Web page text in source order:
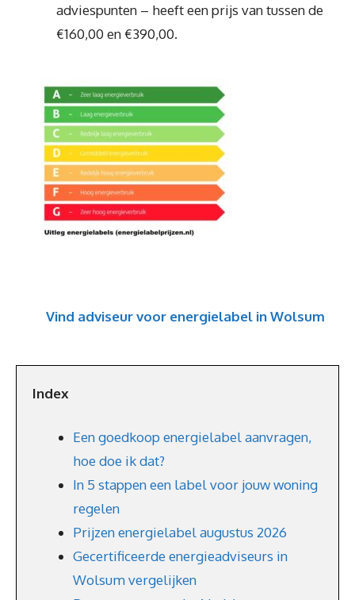
adviespunten – heeft een prijs van tussen de
€160,00 en €390,00.
Vind adviseur voor energielabel in Wolsum
Index
Een goedkoop energielabel aanvragen,
hoe doe ik dat?
In 5 stappen een label voor jouw woning
regelen
Prijzen energielabel augustus 2026
Gecertificeerde energieadviseurs in
Wolsum vergelijken